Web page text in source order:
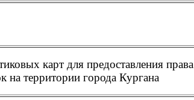
карт для предоставления права
на территории города Кургана